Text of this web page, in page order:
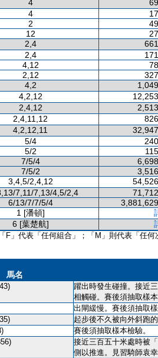
4
4
2
12
2,4
2,4
4,12
2,12
4,2
4,2,12
2,4,12
2,4,11,12
4,2,12,11
5/4
5/2
7/5/4
7/5/2
3,4,5/2,4,12
7,11/7,13/4,5/2,4
6/13/7/7/5/4
1 [潘頓]
6 [葉楚航]
F」代表「任何組合」；「M」則代表「任何
馬名
躍出時發生碰撞。接近
相觸碰。賽後須抽取樣
出閘緩慢。賽後須抽取
起步後不久被向外斜跑
賽後須抽取樣本檢驗。
接近三百五十米處時被
側以推進。見習騎師袁